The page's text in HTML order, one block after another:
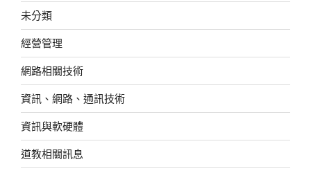
未分類
經營管理
網路相關技術
資訊、網路、通訊技術
資訊與軟硬體
道教相關訊息